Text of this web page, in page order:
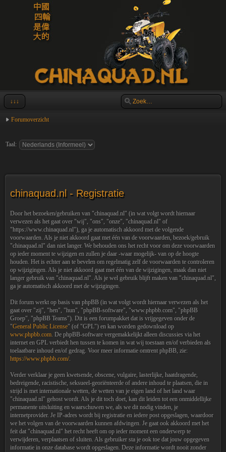
↓↓↓
Forumoverzicht
Taal:
chinaquad.nl - Registratie
Door het bezoeken/gebruiken van "chinaquad.nl" (in wat volgt wordt hiernaar
verwezen als het gaat over "wij", "ons", "onze", "chinaquad.nl" of
"https://www.chinaquad.nl"), ga je automatisch akkoord met de volgende
voorwaarden. Als je niet akkoord gaat met één van de voorwaarden, bezoek/gebruik
"chinaquad.nl" dan niet langer. We behouden ons het recht voor om deze voorwaarden
op ieder moment te wijzigen en zullen je daar -waar mogelijk- van op de hoogte
houden. Het is echter aan te bevelen om regelmatig zelf de voorwaarden te controleren
op wijzigingen. Als je niet akkoord gaat met één van de wijzigingen, maak dan niet
langer gebruik van "chinaquad.nl". Als je wel gebruik blijft maken van "chinaquad.nl",
ga je automatisch akkoord met de wijzigingen.
Dit forum werkt op basis van phpBB (in wat volgt wordt hiernaar verwezen als het
gaat over "zij", "hen", "hun", "phpBB-software", "www.phpbb.com", "phpBB
Groep", "phpBB Teams"). Dit is een forumpakket dat is vrijgegeven onder de
"General Public License" (of "GPL") en kan worden gedownload op
www.phpbb.com. De phpBB-software vergemakkelijkt alleen discussies via het
internet en GPL verbiedt hen tussen te komen in wat wij toestaan en/of verbieden als
toelaatbare inhoud en/of gedrag. Voor meer informatie omtrent phpBB, zie:
https://www.phpbb.com/.
Verder verklaar je geen kwetsende, obscene, vulgaire, lasterlijke, haatdragende,
bedreigende, racistische, seksueel-georiënteerde of andere inhoud te plaatsen, die in
strijd is met internationale wetten, de wetten van je eigen land of het land waar
"chinaquad.nl" gehost wordt. Als je dit toch doet, kan dit leiden tot een onmiddellijke
permanente uitsluiting en waarschuwen we, als we dit nodig vinden, je
internetprovider. Je IP-adres wordt bij registratie en iedere post opgeslagen, waardoor
we het volgen van de voorwaarden kunnen afdwingen. Je gaat ook akkoord met het
feit dat "chinaquad.nl" het recht heeft om op ieder moment een onderwerp te
verwijderen, verplaatsen of sluiten. Als gebruiker sta je ook toe dat jouw opgegeven
informatie in onze database wordt opgeslagen. Deze informatie wordt nooit zonder